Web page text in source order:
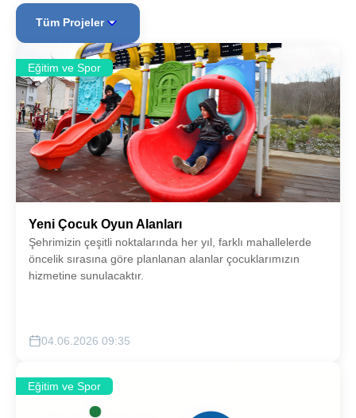
Tüm Projeler
Eğitim ve Spor
Yeni Çocuk Oyun Alanları
Şehrimizin çeşitli noktalarında her yıl, farklı mahallelerde
öncelik sırasına göre planlanan alanlar çocuklarımızın
hizmetine sunulacaktır.
04.06.2026 09:35
Eğitim ve Spor